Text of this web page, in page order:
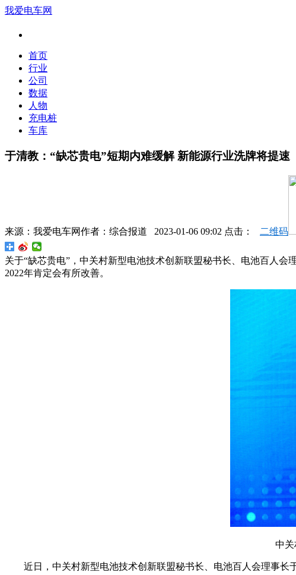
我爱电车网
首页
行业
公司
数据
人物
充电桩
车库
于清教：“缺芯贵电”短期内难缓解 新能源行业洗牌将提速
来源： 我爱电车网作者： 综合报道 2023-01-06 09:02 点击： 二维码
关于“缺芯贵电”，中关村新型电池技术创新联盟秘书长、电池百人
2022年肯定会有所改善。
中
近日，中关村新型电池技术创新联盟秘书长、电池百人会理事长